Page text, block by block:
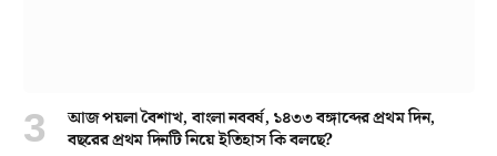
আজ পয়লা বৈশাখ, বাংলা নববর্ষ, ১৪৩৩ বঙ্গাব্দের প্রথম দিন,
বছরের প্রথম দিনটি নিয়ে ইতিহাস কি বলছে?